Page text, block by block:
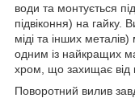
води та монтується
підвіконня) на гайку.
міді та інших металів)
одним із найкращих
хром, що захищає від
Поворотний вилив